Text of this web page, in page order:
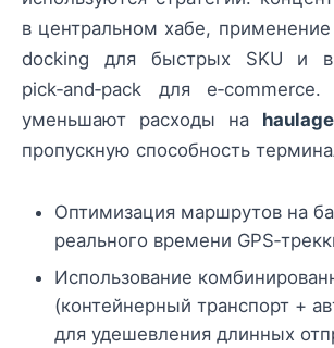
в центральном хабе,
docking для быстрых SKU и
pick‑and‑pack для
уменьшают расходы на haulage
пропускную способность
Оптимизация маршрутов на
реального времени
Использование
(контейнерный транспорт +
для удешевления длинных